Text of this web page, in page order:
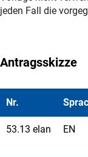
jeden Fall die
Antragsskizze
Nr.
53.13 elan EN